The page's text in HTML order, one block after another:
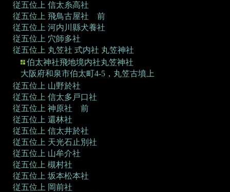
従五位上 信太糸高社
従五位上 飛鳥古屋社 前
従五位上 河内川縣犬養社
従五位上 穴師多社
従五位上 丸笠社 式内社 丸笠神社
伯太神社飛地境内社丸笠神社
大阪府和泉市伯太町4-5，丸笠古墳上
従五位上 山野於社
従五位上 信太多戸口社
従五位上 神原社 前
従五位上 還林社
従五位上 信太井於社
従五位上 天光石止別社
従五位上 山牟介社
従五位上 槻村社
従五位上 坂本松本社
従五位上 岡前社